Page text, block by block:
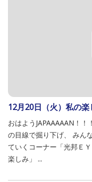
12月20日（火）私の楽
おはようJAPAAAAAN！
の目線で掘り下げ、 みん
ていくコーナー「光邦Ｅ
楽しみ」 ...